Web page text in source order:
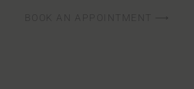
BOOK AN APPOINTMENT ⟶